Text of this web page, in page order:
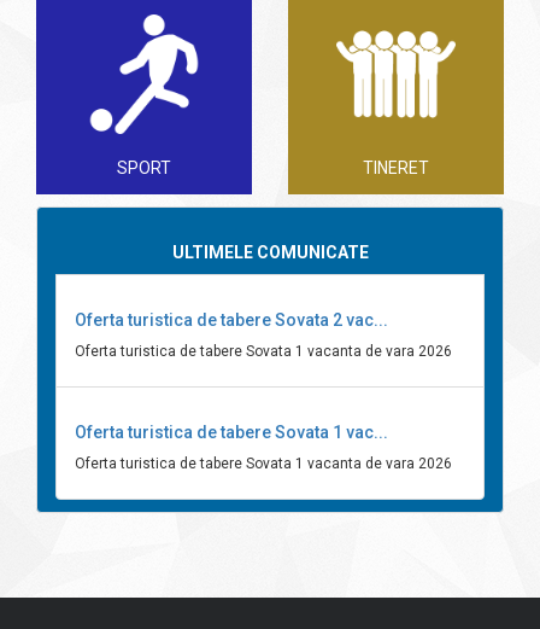
SPORT TINERET
ULTIMELE COMUNICATE
Oferta turistica de tabere Sovata 2 vac...
Oferta turistica de tabere Sovata 1 vacanta de vara 2026
Oferta turistica de tabere Sovata 1 vac...
Oferta turistica de tabere Sovata 1 vacanta de vara 2026